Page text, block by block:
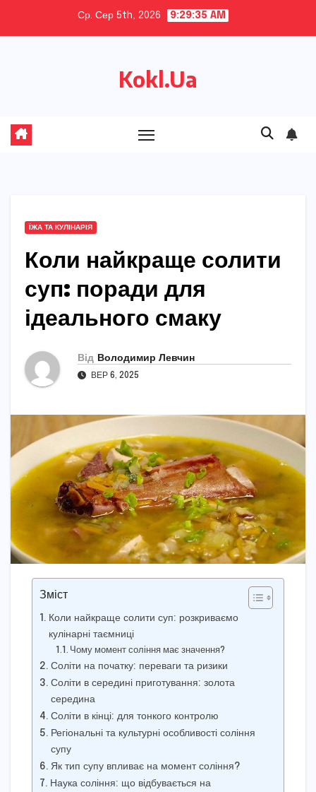
Ср. Сер 5th, 2026 9:29:36 AM
Kokl.Ua
ЇЖА ТА КУЛІНАРІЯ
Коли найкраще солити
суп: поради для
ідеального смаку
Від Володимир Левчин
ВЕР 6, 2025
Зміст
Коли найкраще солити суп: розкриваємо
кулінарні таємниці
Чому момент соління має значення?
Соліти на початку: переваги та ризики
Соліти в середині приготування: золота
середина
Соліти в кінці: для тонкого контролю
Регіональні та культурні особливості соління
супу
Як тип супу впливає на момент соління?
Наука соління: що відбувається на